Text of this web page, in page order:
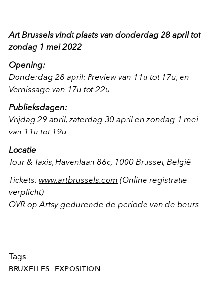
Art Brussels vindt plaats van donderdag 28 april tot
zondag 1 mei 2022
Opening:
Donderdag 28 april: Preview van 11u tot 17u, en
Vernissage van 17u tot 22u
Publieksdagen:
Vrijdag 29 april, zaterdag 30 april en zondag 1 mei
van 11u tot 19u
Locatie
Tour & Taxis, Havenlaan 86c, 1000 Brussel, België
Tickets: www.artbrussels.com (Online registratie
verplicht)
OVR op Artsy gedurende de periode van de beurs
Tags
BRUXELLES EXPOSITION